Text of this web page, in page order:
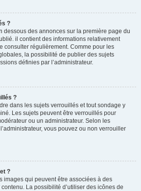
?
dessous des annonces sur la première page du
il contient des informations relativement
consulter régulièrement. Comme pour les
la possibilité de publier des sujets
définies par l’administrateur.
?
dans les sujets verrouillés et tout sondage y
Les sujets peuvent être verrouillés pour
ou un administrateur. Selon les
vous pouvez ou non verrouiller
?
images qui peuvent être associées à des
La possibilité d’utiliser des icônes de